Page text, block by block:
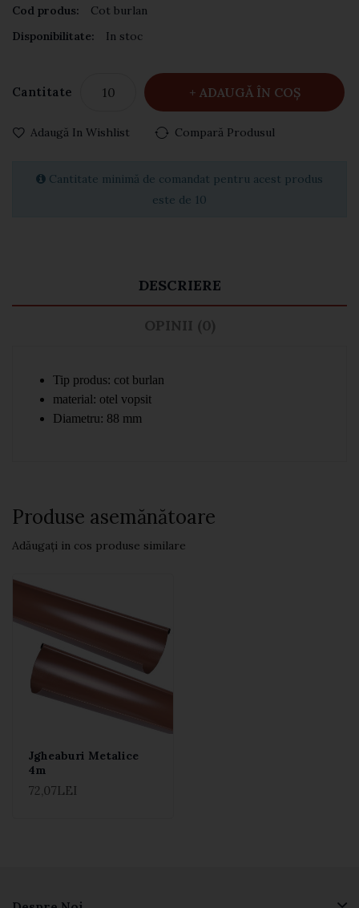
Cod produs:
Cot burlan
Disponibilitate:
In stoc
Cantitate ADAUGĂ ÎN COŞ
Adaugă In Wishlist Compară Produsul
Cantitate minimă de comandat pentru acest produs
este de 10
DESCRIERE
OPINII (0)
Tip produs: cot burlan
material: otel vopsit
Diametru: 88 mm
Produse asemănătoare
Adăugați in cos produse similare
Jgheaburi Metalice
4m
72,07LEI